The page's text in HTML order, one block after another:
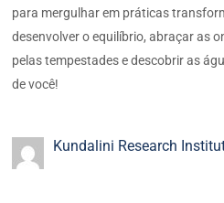
para mergulhar em práticas
desenvolver o equilíbrio, abraçar as
pelas tempestades e descobrir as
de você!
Kundalini Research